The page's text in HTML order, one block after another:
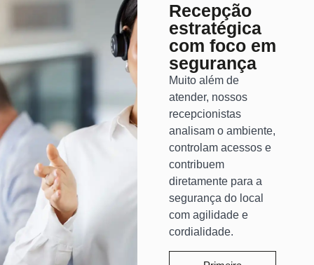
Recepção
estratégica
com foco em
segurança
Muito além de
atender, nossos
recepcionistas
analisam o ambiente,
controlam acessos e
contribuem
diretamente para a
segurança do local
com agilidade e
cordialidade.